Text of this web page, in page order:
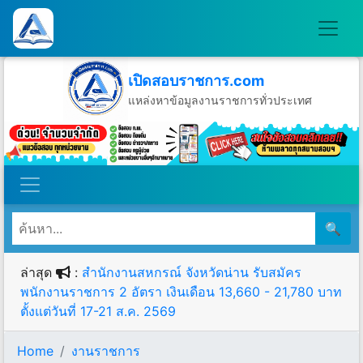
เปิดสอบราชการ.com
แหล่งหาข้อมูลงานราชการทั่วประเทศ
วันเสาร์ที่ 8 เดือนสิงหาคม พ.ศ.2569
🔍
ล่าสุด : สำนักงานสหกรณ์ จังหวัดน่าน รับสมัคร
พนักงานราชการ 2 อัตรา เงินเดือน 13,660 - 21,780 บาท
ตั้งแต่วันที่ 17-21 ส.ค. 2569
Home
งานราชการ